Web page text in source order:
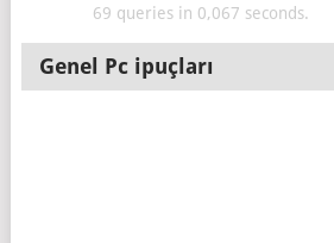
69 queries in 0,067 seconds.
Genel Pc ipuçları